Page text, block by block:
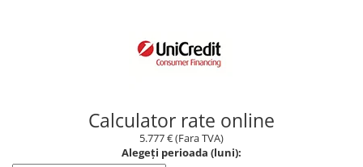
Calculator rate online
5.777 € (Fara TVA)
Alegeți perioada (luni):